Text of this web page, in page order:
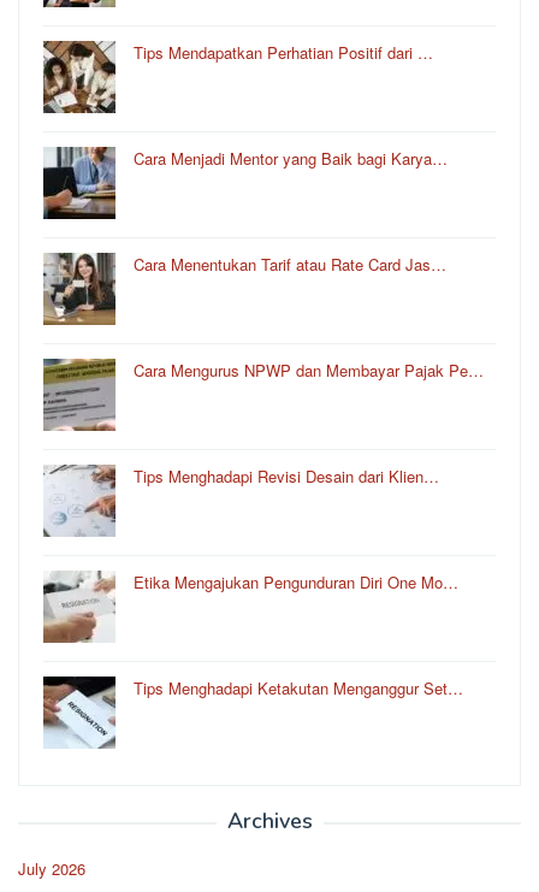
Tips Mendapatkan Perhatian Positif dari …
Cara Menjadi Mentor yang Baik bagi Karya…
Cara Menentukan Tarif atau Rate Card Jas…
Cara Mengurus NPWP dan Membayar Pajak Pe…
Tips Menghadapi Revisi Desain dari Klien…
Etika Mengajukan Pengunduran Diri One Mo…
Tips Menghadapi Ketakutan Menganggur Set…
Archives
July 2026